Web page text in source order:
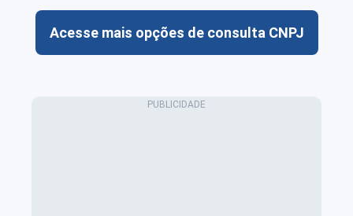
Acesse mais opções de consulta CNPJ